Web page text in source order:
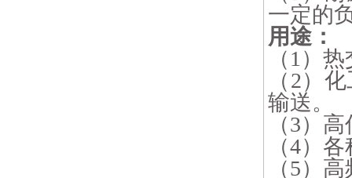
一定的
用途：
（1）
（2）
输送。
（3）
（4）
（5）